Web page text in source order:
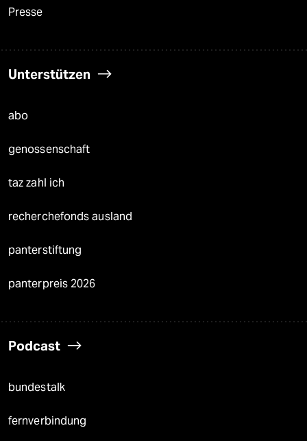
Presse
Unterstützen
abo
genossenschaft
taz zahl ich
recherchefonds ausland
panterstiftung
panterpreis 2026
Podcast
bundestalk
fernverbindung